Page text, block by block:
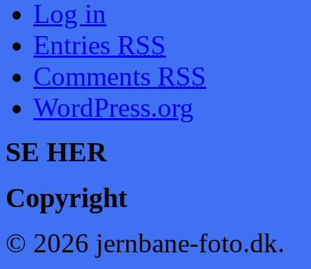
Log in
Entries RSS
Comments RSS
WordPress.org
SE HER
Copyright
© 2026 jernbane-foto.dk.